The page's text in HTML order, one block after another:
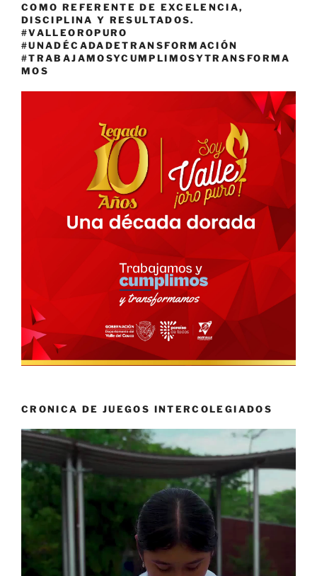
COMO REFERENTE DE EXCELENCIA,
DISCIPLINA Y RESULTADOS.
#VALLEOROPURO
#UNADÉCADADETRANSFORMACIÓN
#TRABAJAMOSYCUMPLIMOSYTRANSFORMA
MOS
CRONICA DE JUEGOS INTERCOLEGIADOS
Reproductor
vídeo